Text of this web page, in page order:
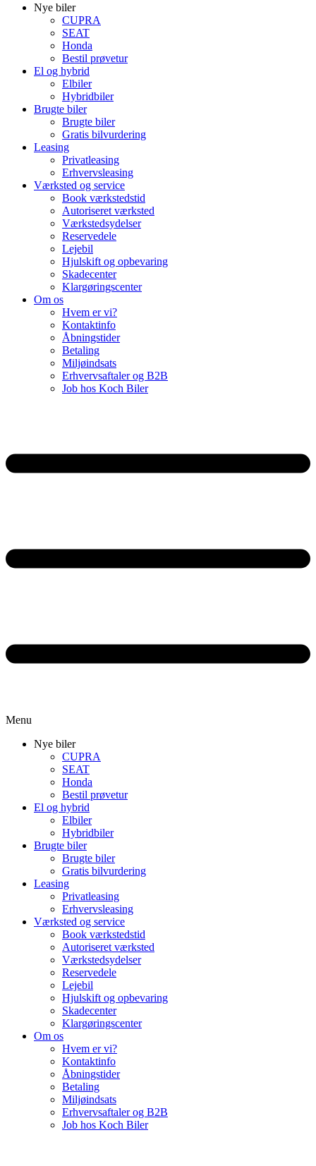
Nye biler
CUPRA
SEAT
Honda
Bestil prøvetur
El og hybrid
Elbiler
Hybridbiler
Brugte biler
Brugte biler
Gratis bilvurdering
Leasing
Privatleasing
Erhvervsleasing
Værksted og service
Book værkstedstid
Autoriseret værksted
Værkstedsydelser
Reservedele
Lejebil
Hjulskift og opbevaring
Skadecenter
Klargøringscenter
Om os
Hvem er vi?
Kontaktinfo
Åbningstider
Betaling
Miljøindsats
Erhvervsaftaler og B2B
Job hos Koch Biler
Menu
Nye biler
CUPRA
SEAT
Honda
Bestil prøvetur
El og hybrid
Elbiler
Hybridbiler
Brugte biler
Brugte biler
Gratis bilvurdering
Leasing
Privatleasing
Erhvervsleasing
Værksted og service
Book værkstedstid
Autoriseret værksted
Værkstedsydelser
Reservedele
Lejebil
Hjulskift og opbevaring
Skadecenter
Klargøringscenter
Om os
Hvem er vi?
Kontaktinfo
Åbningstider
Betaling
Miljøindsats
Erhvervsaftaler og B2B
Job hos Koch Biler